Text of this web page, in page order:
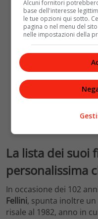
La lista dei suoi
personalissima
In occasione dei 102
Fellini, spunta inoltre
risale al 1982, anno in
Alcuni fornitori
base dell'interesse
le tue opzioni qui sotto.
pagina o nel menu del
nelle impostazioni della